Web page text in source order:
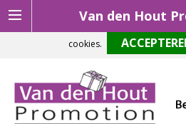
Van den Hout
Om onze website optimaal te laten
cookies.